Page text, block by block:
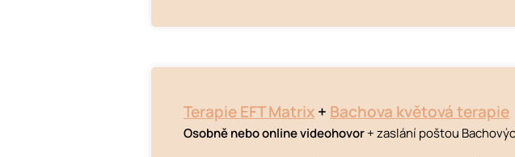
Terapie EFT Matrix+ Bachova květová terapie
Osobně nebo online videohovor+ zaslání poštou